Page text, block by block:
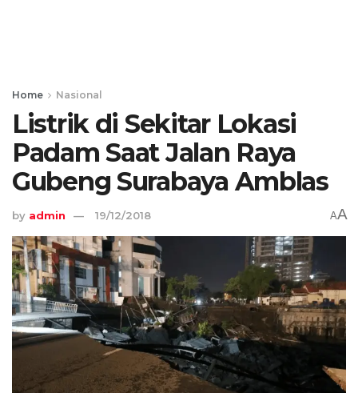
Home Nasional
Listrik di Sekitar Lokasi
Padam Saat Jalan Raya
Gubeng Surabaya Amblas
by admin 19/12/2018 AA